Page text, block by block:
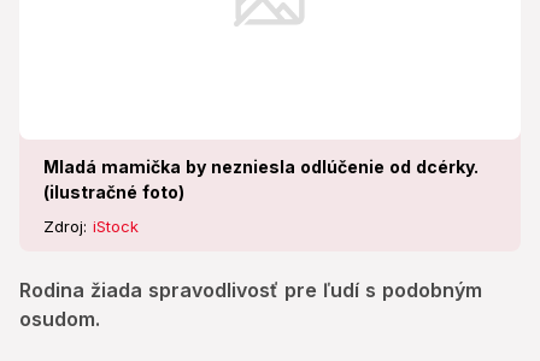
Mladá mamička by nezniesla odlúčenie od dcérky.
(ilustračné foto)
Zdroj: iStock
Rodina žiada spravodlivosť pre ľudí s podobným
osudom.